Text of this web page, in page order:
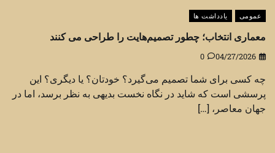
عمومی یادداشت ها
معماری انتخاب؛ چطور تصمیم‌هایت را طراحی می کنند
04/27/2026
0
چه کسی برای شما تصمیم می‌گیرد؟ خودتان؟ یا دیگری؟ این
پرسشی است که شاید در نگاه نخست بدیهی به نظر برسد، اما در
جهان معاصر، […]